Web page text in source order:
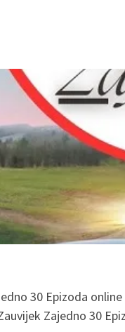
30 Epizoda
Zajedno 30